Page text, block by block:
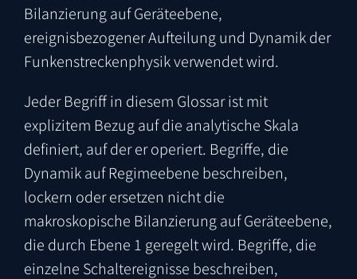
Bilanzierung auf Geräteebene,
ereignisbezogener Aufteilung und Dynamik der
Funkenstreckenphysik verwendet wird.
Jeder Begriff in diesem Glossar ist mit
explizitem Bezug auf die analytische Skala
definiert, auf der er operiert. Begriffe, die
Dynamik auf Regimeebene beschreiben,
lockern oder ersetzen nicht die
makroskopische Bilanzierung auf Geräteebene,
die durch Ebene 1 geregelt wird. Begriffe, die
einzelne Schaltereignisse beschreiben,